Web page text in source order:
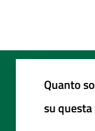
Quanto
su